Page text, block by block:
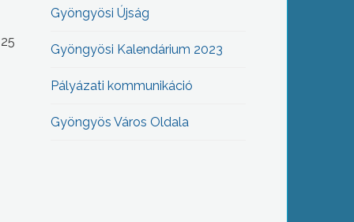
Gyöngyösi Újság
Gyöngyösi Kalendárium 2023
Pályázati kommunikáció
Gyöngyös Város Oldala